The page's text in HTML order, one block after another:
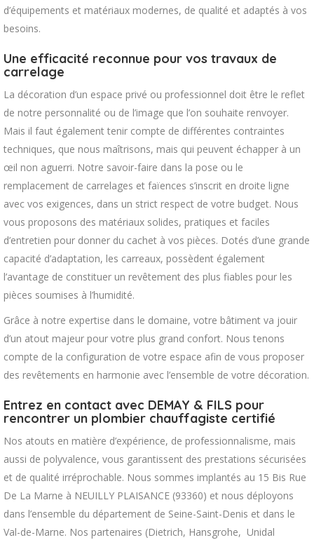
d’équipements et matériaux modernes, de qualité et adaptés à vos
besoins.
Une efficacité reconnue pour vos travaux de
carrelage
La décoration d’un espace privé ou professionnel doit être le reflet
de notre personnalité ou de l’image que l’on souhaite renvoyer.
Mais il faut également tenir compte de différentes contraintes
techniques, que nous maîtrisons, mais qui peuvent échapper à un
œil non aguerri. Notre savoir-faire dans la pose ou le
remplacement de carrelages et faïences s’inscrit en droite ligne
avec vos exigences, dans un strict respect de votre budget. Nous
vous proposons des matériaux solides, pratiques et faciles
d’entretien pour donner du cachet à vos pièces. Dotés d’une grande
capacité d’adaptation, les carreaux, possèdent également
l’avantage de constituer un revêtement des plus fiables pour les
pièces soumises à l’humidité.
Grâce à notre expertise dans le domaine, votre bâtiment va jouir
d’un atout majeur pour votre plus grand confort. Nous tenons
compte de la configuration de votre espace afin de vous proposer
des revêtements en harmonie avec l’ensemble de votre décoration.
Entrez en contact avec DEMAY & FILS pour
rencontrer un plombier chauffagiste certifié
Nos atouts en matière d’expérience, de professionnalisme, mais
aussi de polyvalence, vous garantissent des prestations sécurisées
et de qualité irréprochable. Nous sommes implantés au 15 Bis Rue
De La Marne à NEUILLY PLAISANCE (93360) et nous déployons
dans l’ensemble du département de Seine-Saint-Denis et dans le
Val-de-Marne. Nos partenaires (Dietrich, Hansgrohe, Unidal